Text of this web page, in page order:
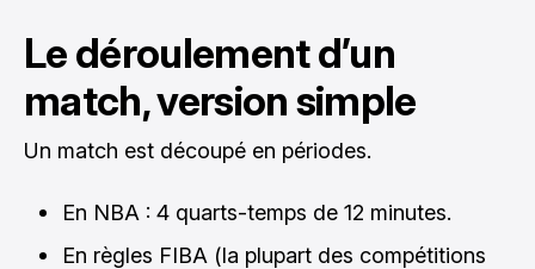
Le déroulement d’un
match, version simple
Un match est découpé en périodes.
En NBA : 4 quarts-temps de 12 minutes.
En règles FIBA (la plupart des compétitions